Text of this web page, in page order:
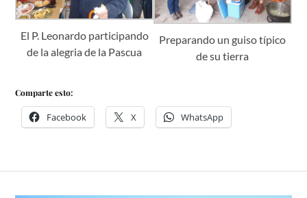
El P. Leonardo participando
de la alegria de la Pascua
Preparando un guiso típico
de su tierra
Comparte esto:
Facebook X WhatsApp